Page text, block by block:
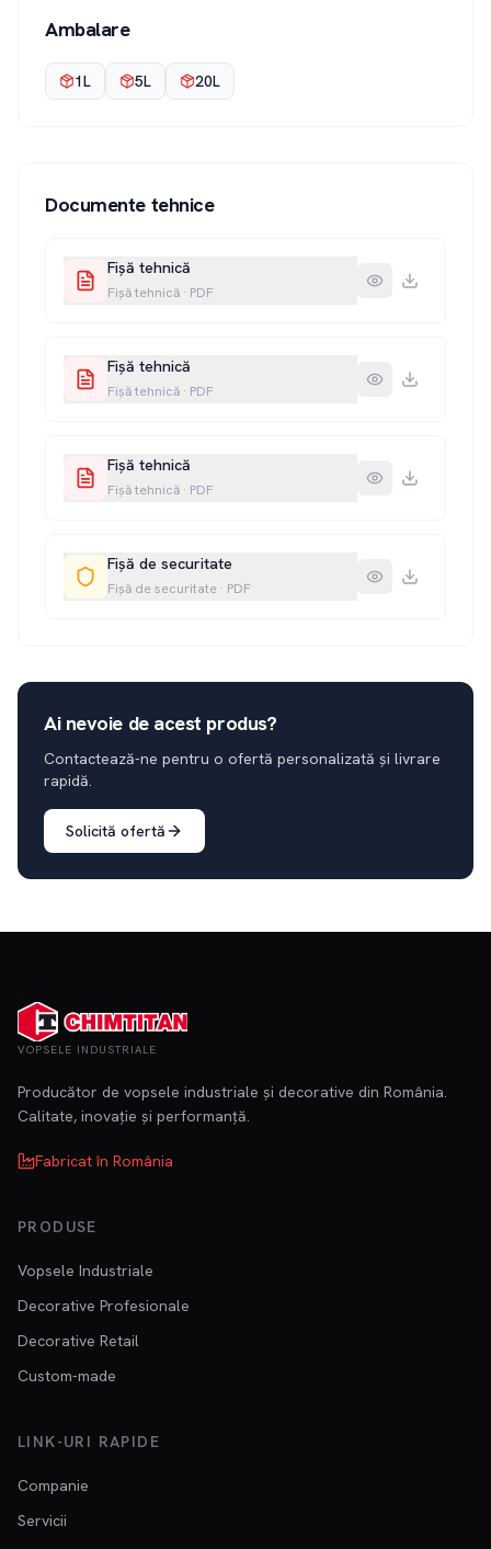
Ambalare
1L 5L 20L
Documente tehnice
Fișă tehnică
Fișă tehnică · PDF
Fișă tehnică
Fișă tehnică · PDF
Fișă tehnică
Fișă tehnică · PDF
Fișă de securitate
Fișă de securitate · PDF
Ai nevoie de acest produs?
Contactează-ne pentru o ofertă personalizată și livrare
rapidă.
Solicită ofertă
VOPSELE INDUSTRIALE
Producător de vopsele industriale și decorative din România.
Calitate, inovație și performanță.
Fabricat în România
PRODUSE
Vopsele Industriale
Decorative Profesionale
Decorative Retail
Custom-made
LINK-URI RAPIDE
Companie
Servicii